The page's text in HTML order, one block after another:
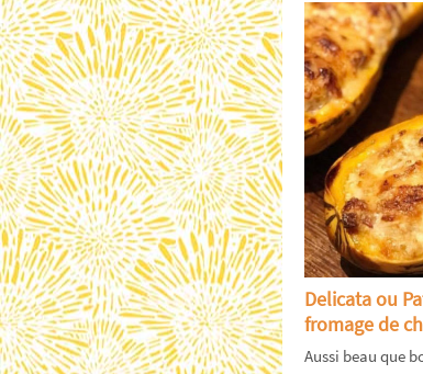
Delicata ou
fromage de
Aussi beau que